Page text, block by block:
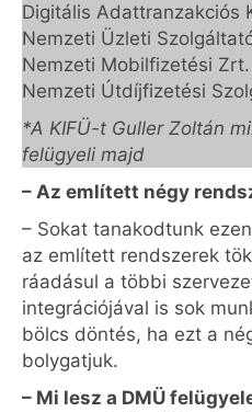
Digitális Adattranzakciós
Nemzeti Üzleti
Nemzeti Mobilfizetési Zrt.
Nemzeti Útdíjfizetési
*A KIFÜ-t Guller Zoltán
felügyeli majd
– Az említett négy
– Sokat tanakodtunk
az említett rendszerek
ráadásul a többi
integrációjával is sok
bölcs döntés, ha ezt a
bolygatjuk.
– Mi lesz a DMÜ